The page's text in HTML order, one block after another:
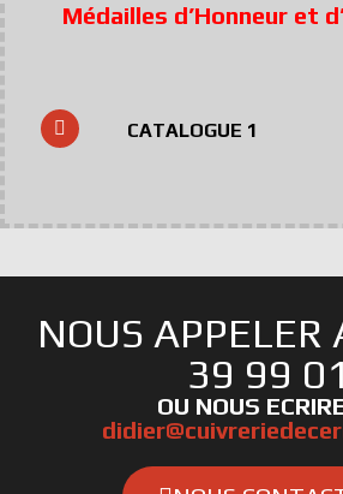
Médailles d’Honneur et
CATALOGUE 1
NOUS
39 99 01